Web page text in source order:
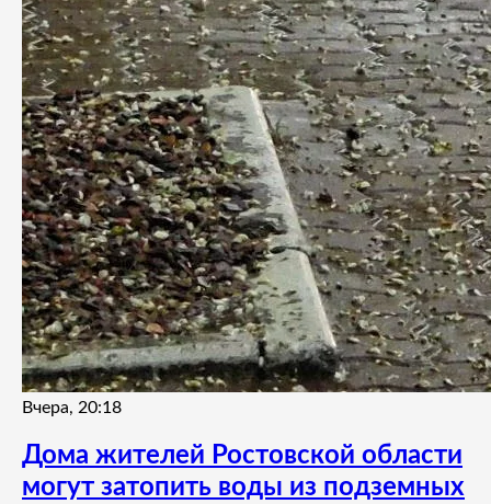
Вчера, 20:18
Дома жителей Ростовской области
могут затопить воды из подземных